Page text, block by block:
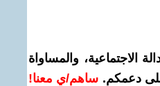
الاجتماعية، والمساواة
دعمكم. ساهم/ي معنا!